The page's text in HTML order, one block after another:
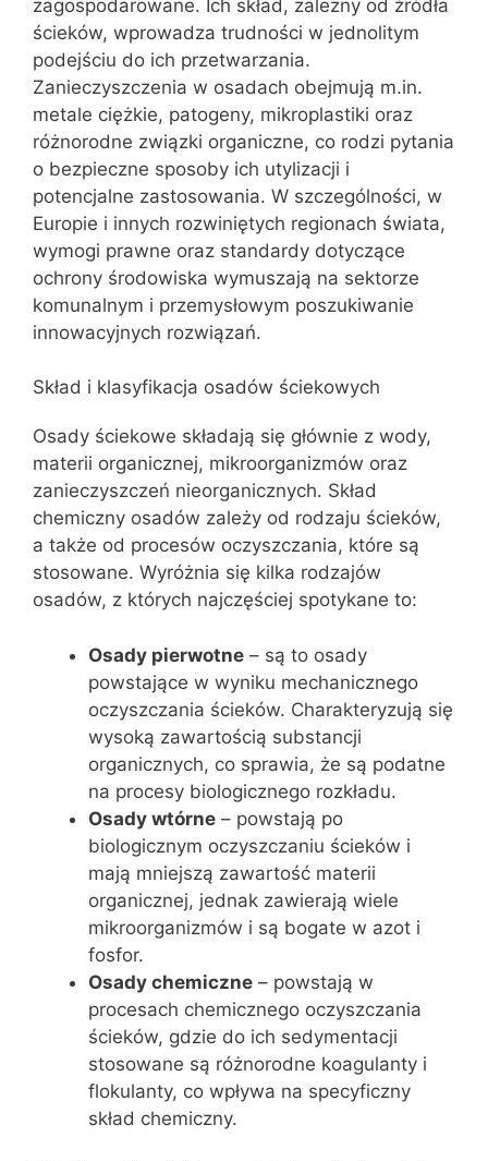
zagospodarowane. Ich skład, zależny od źródła
ścieków, wprowadza trudności w jednolitym
podejściu do ich przetwarzania.
Zanieczyszczenia w osadach obejmują m.in.
metale ciężkie, patogeny, mikroplastiki oraz
różnorodne związki organiczne, co rodzi pytania
o bezpieczne sposoby ich utylizacji i
potencjalne zastosowania. W szczególności, w
Europie i innych rozwiniętych regionach świata,
wymogi prawne oraz standardy dotyczące
ochrony środowiska wymuszają na sektorze
komunalnym i przemysłowym poszukiwanie
innowacyjnych rozwiązań.
Skład i klasyfikacja osadów ściekowych
Osady ściekowe składają się głównie z wody,
materii organicznej, mikroorganizmów oraz
zanieczyszczeń nieorganicznych. Skład
chemiczny osadów zależy od rodzaju ścieków,
a także od procesów oczyszczania, które są
stosowane. Wyróżnia się kilka rodzajów
osadów, z których najczęściej spotykane to:
Osady pierwotne – są to osady
powstające w wyniku mechanicznego
oczyszczania ścieków. Charakteryzują się
wysoką zawartością substancji
organicznych, co sprawia, że są podatne
na procesy biologicznego rozkładu.
Osady wtórne – powstają po
biologicznym oczyszczaniu ścieków i
mają mniejszą zawartość materii
organicznej, jednak zawierają wiele
mikroorganizmów i są bogate w azot i
fosfor.
Osady chemiczne – powstają w
procesach chemicznego oczyszczania
ścieków, gdzie do ich sedymentacji
stosowane są różnorodne koagulanty i
flokulanty, co wpływa na specyficzny
skład chemiczny.